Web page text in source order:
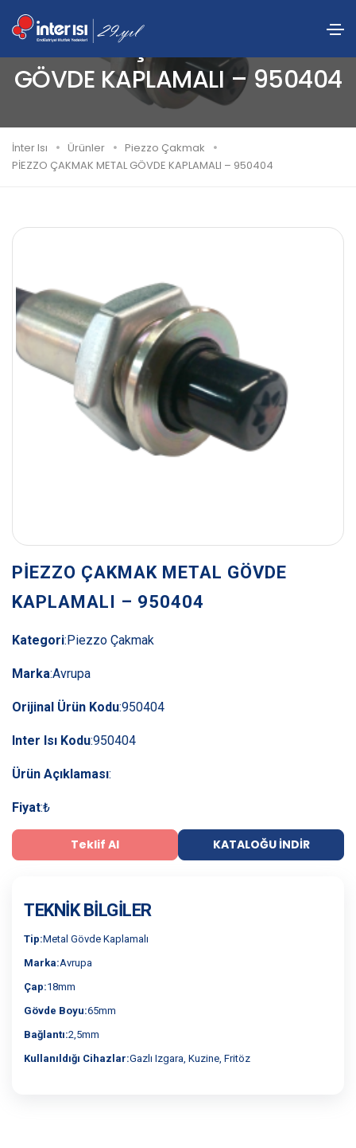
PİEZZO ÇAKMAK METAL
GÖVDE KAPLAMALI – 950404
İnter Isı Ürünler
Piezzo Çakmak
PİEZZO ÇAKMAK METAL GÖVDE KAPLAMALI – 950404
PİEZZO ÇAKMAK METAL GÖVDE
KAPLAMALI – 950404
Kategori: Piezzo Çakmak
Marka:Avrupa
Orijinal Ürün Kodu:950404
Inter Isı Kodu:950404
Ürün Açıklaması:
Fiyat:₺
Teklif Al KATALOĞU İNDIR
TEKNIK BILGILER
Tip:Metal Gövde Kaplamalı
Marka:Avrupa
Çap:18mm
Gövde Boyu:65mm
Bağlantı:2,5mm
Kullanıldığı Cihazlar:Gazlı Izgara, Kuzine, Fritöz